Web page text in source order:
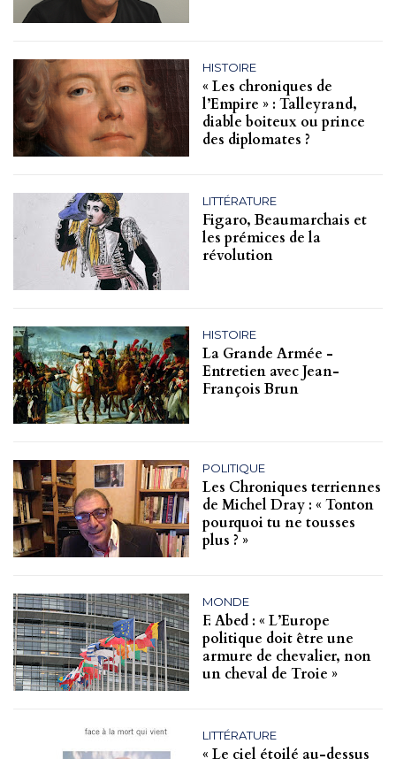
HISTOIRE
« Les chroniques de
l’Empire » : Talleyrand,
diable boiteux ou prince
des diplomates ?
LITTÉRATURE
Figaro, Beaumarchais et
les prémices de la
révolution
HISTOIRE
La Grande Armée -
Entretien avec Jean-
François Brun
POLITIQUE
Les Chroniques terriennes
de Michel Dray : « Tonton
pourquoi tu ne tousses
plus ? »
MONDE
F. Abed : « L’Europe
politique doit être une
armure de chevalier, non
un cheval de Troie »
LITTÉRATURE
« Le ciel étoilé au-dessus